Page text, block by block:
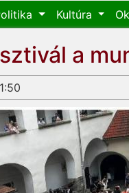
Kultúra
a